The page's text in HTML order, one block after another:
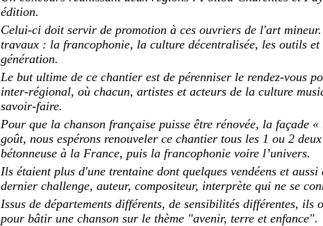
édition.
Celui-ci doit servir de promotion à ces ouvriers de l'art
travaux : la francophonie, la culture décentralisée, les outils
génération.
Le but ultime de ce chantier est de pérenniser le rendez-vous
inter-régional, où chacun, artistes et acteurs de la culture
savoir-faire.
Pour que la chanson française puisse être rénovée, la façade
goût, nous espérons renouveler ce chantier tous les 1 ou 2
bétonneuse à la France, puis la francophonie voire l’univers.
Ils étaient plus d'une trentaine dont quelques vendéens et
dernier challenge, auteur, compositeur, interprète qui ne se
Issus de départements différents, de sensibilités différentes,
pour bâtir une chanson sur le thème "avenir, terre et enfance".